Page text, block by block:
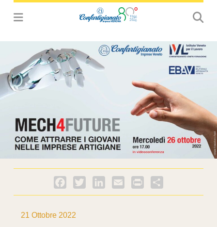
Facebook
Twitter LinkedInEmail PrintFriendly
21 Ottobre 2022